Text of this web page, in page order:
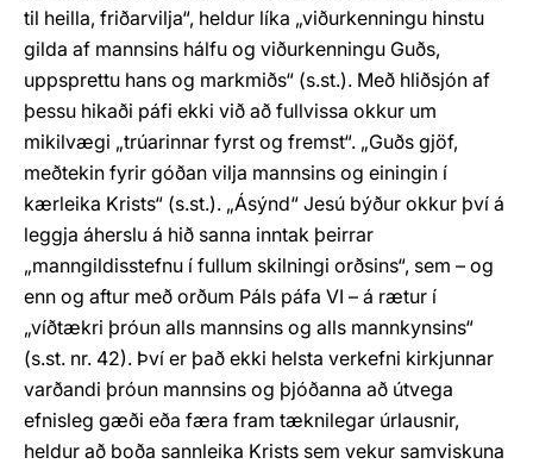
til heilla, friðarvilja“, heldur líka „viðurkenningu hinstu
gilda af mannsins hálfu og viðurkenningu Guðs,
uppsprettu hans og markmiðs“ (s.st.). Með hliðsjón af
þessu hikaði páfi ekki við að fullvissa okkur um
mikilvægi „trúarinnar fyrst og fremst“. „Guðs gjöf,
meðtekin fyrir góðan vilja mannsins og einingin í
kærleika Krists“ (s.st.). „Ásýnd“ Jesú býður okkur því á
leggja áherslu á hið sanna inntak þeirrar
„manngildisstefnu í fullum skilningi orðsins“, sem – og
enn og aftur með orðum Páls páfa VI – á rætur í
„víðtækri þróun alls mannsins og alls mannkynsins“
(s.st. nr. 42). Því er það ekki helsta verkefni kirkjunnar
varðandi þróun mannsins og þjóðanna að útvega
efnisleg gæði eða færa fram tæknilegar úrlausnir,
heldur að boða sannleika Krists sem vekur samviskuna